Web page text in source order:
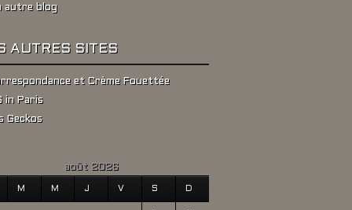
autre blog
AUTRES SITES
et Crème Fouettée
in Paris
Geckos
août 2026
M M J V S D